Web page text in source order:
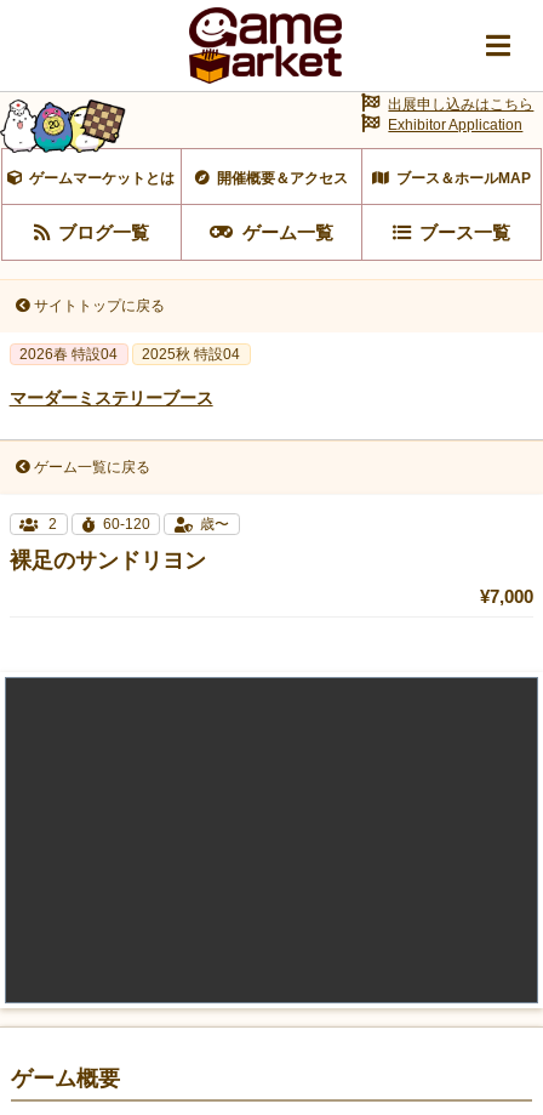
ゲームマーケットとは 開催概要＆アクセス ブース＆ホールMAP
ブログ一覧 ゲーム一覧 ブース一覧
出展申し込みはこちら
Exhibitor Application
サイトトップに戻る
2026春 特設04 2025秋 特設04
マーダーミステリーブース
ゲーム一覧に戻る
2 60-120 歳〜
裸足のサンドリヨン
¥7,000
ゲーム概要